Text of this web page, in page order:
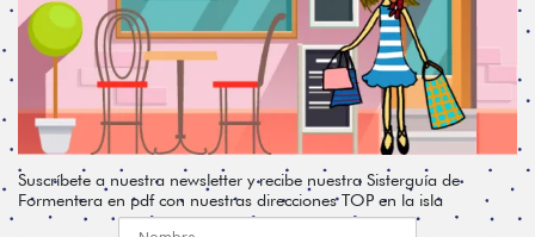
Suscríbete a nuestra newsletter y recibe nuestra Sisterguía de
Formentera en pdf con nuestras direcciones TOP en la isla